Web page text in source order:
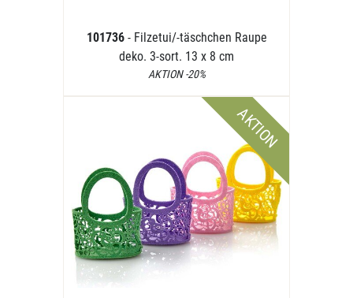
101736 - Filzetui/-täschchen Raupe
deko. 3-sort. 13 x 8 cm
AKTION -20%
AKTION